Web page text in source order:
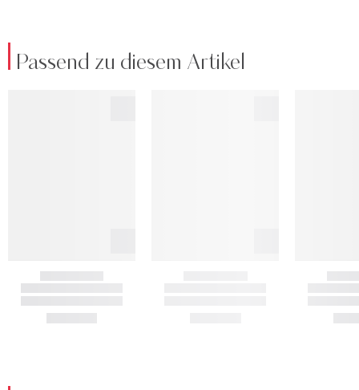
Passend zu diesem Artikel